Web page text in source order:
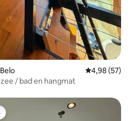
Gemiddelde
4,98 (57)
/ bad en hangmat